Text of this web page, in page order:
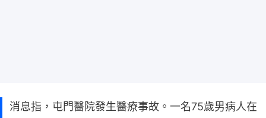
消息指，屯門醫院發生醫療事故。一名75歲男病人在